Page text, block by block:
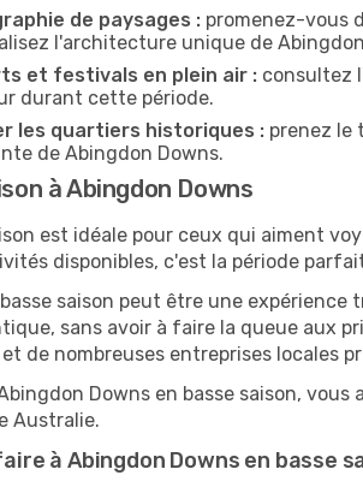
de paysages : promenez-vous
l'architecture unique de
et festivals en plein air : consultez
durant cette période.
les quartiers historiques : prenez le
de Abingdon Downs.
à Abingdon Downs
est idéale pour ceux qui aiment
disponibles, c'est la période
saison peut être une
sans avoir à faire la queue aux
et de nombreuses entreprises locales
Downs en basse saison,
Australie.
à Abingdon Downs en basse